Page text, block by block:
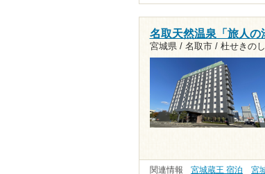
名取天然温泉「旅人
宮城県 / 名取市 / 杜せきの
関連情報 宮城蔵王 宿泊 宮